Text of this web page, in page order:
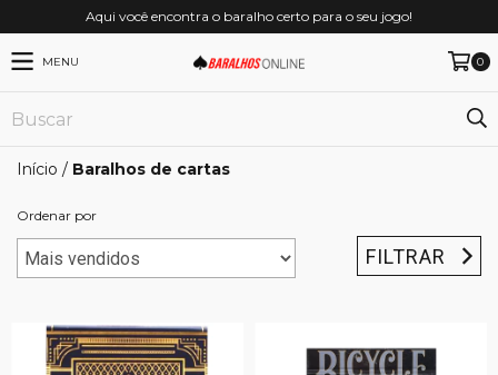
Aqui você encontra o baralho certo para o seu jogo!
MENU 0
Início / Baralhos de cartas
Ordenar por
FILTRAR